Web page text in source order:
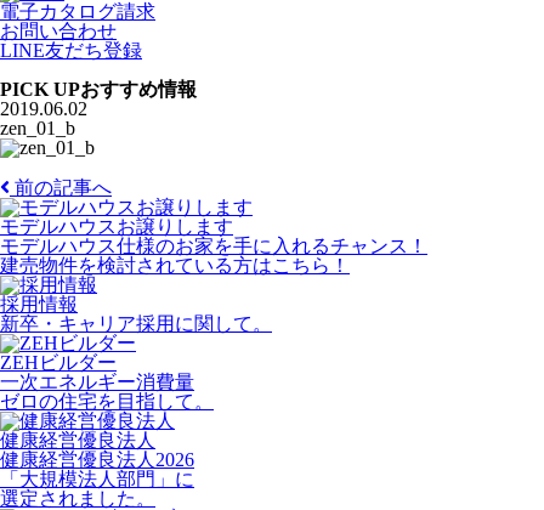
電子カタログ請求
お問い合わせ
LINE友だち登録
PICK UPおすすめ情報
2019.06.02
zen_01_b
前の記事へ
モデルハウスお譲りします
モデルハウス仕様のお家を手に入れるチャンス！
建売物件を検討されている方はこちら！
採用情報
新卒・キャリア採用に関して。
ZEHビルダー
一次エネルギー消費量
ゼロの住宅を目指して。
健康経営優良法人
健康経営優良法人2026
「大規模法人部門」に
選定されました。